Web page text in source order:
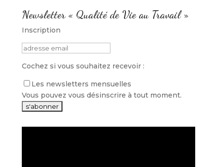
Newsletter « Qualité de Vie au Travail »
Inscription
Cochez si vous souhaitez recevoir :
Les newsletters mensuelles
Vous pouvez vous désinscrire à tout moment.